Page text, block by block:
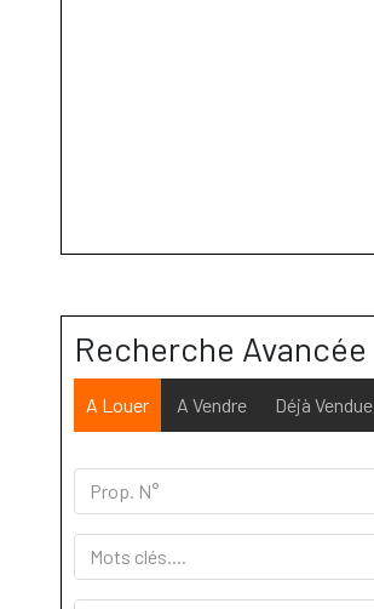
Recherche Avancée
A Louer A Vendre Déjà Vendue